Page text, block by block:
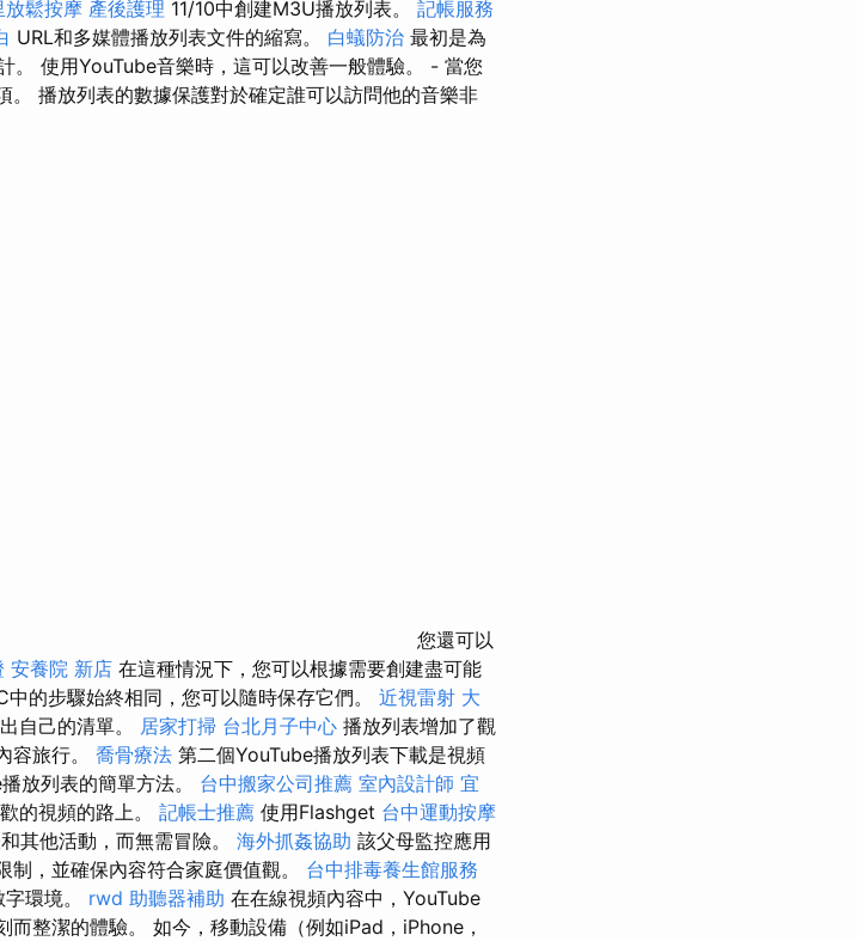
放鬆按摩 產後護理 11/10中創建M3U播放列表。 記帳服務
URL和多媒體播放列表文件的縮寫。 白蟻防治 最初是為
。 使用YouTube音樂時，這可以改善一般體驗。 - 當您
播放列表的數據保護對於確定誰可以訪問他的音樂非
您還可以
安養院 新店 在這種情況下，您可以根據需要創建盡可能
中的步驟始終相同，您可以隨時保存它們。 近視雷射 大
自己的清單。 居家打掃 台北月子中心 播放列表增加了觀
容旅行。 喬骨療法 第二個YouTube播放列表下載是視頻
放列表的簡單方法。 台中搬家公司推薦 室內設計師 宜
的視頻的路上。 記帳士推薦 使用Flashget 台中運動按摩
其他活動，而無需冒險。 海外抓姦協助 該父母監控應用
，並確保內容符合家庭價值觀。 台中排毒養生館服務
環境。 rwd 助聽器補助 在在線視頻內容中，YouTube
整潔的體驗。 如今，移動設備（例如iPad，iPhone，